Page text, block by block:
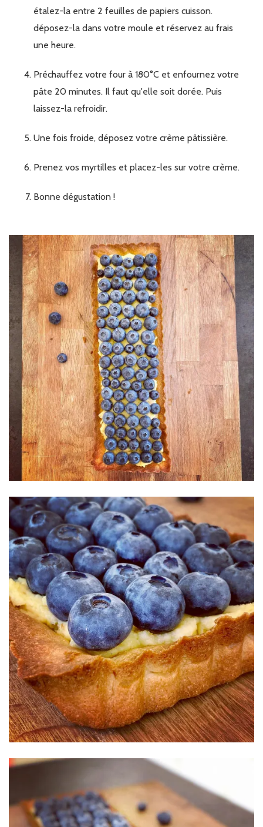
étalez-la entre 2 feuilles de papiers cuisson.
déposez-la dans votre moule et réservez au frais
une heure.
Préchauffez votre four à 180°C et enfournez votre
pâte 20 minutes. Il faut qu'elle soit dorée. Puis
laissez-la refroidir.
Une fois froide, déposez votre crème pâtissière.
Prenez vos myrtilles et placez-les sur votre crème.
Bonne dégustation !